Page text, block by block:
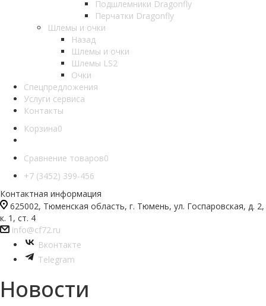
Подшлемники Dragonfly
Перчатки Dragonfly
Шлемы и очки
Назад
Шлемы и очки
Шлемы LS2
Очки
Спецпредложения
Услуги сервиса
Контакты
Корзина0
Сравнение товаров0
+7 (3452) 399-456
Контактная информация
625002, Тюменская область, г. Тюмень, ул. Госпаровская, д. 2,
к. 1, ст. 4
info@cf72.ru
Вконтакте
Telegram
Новости